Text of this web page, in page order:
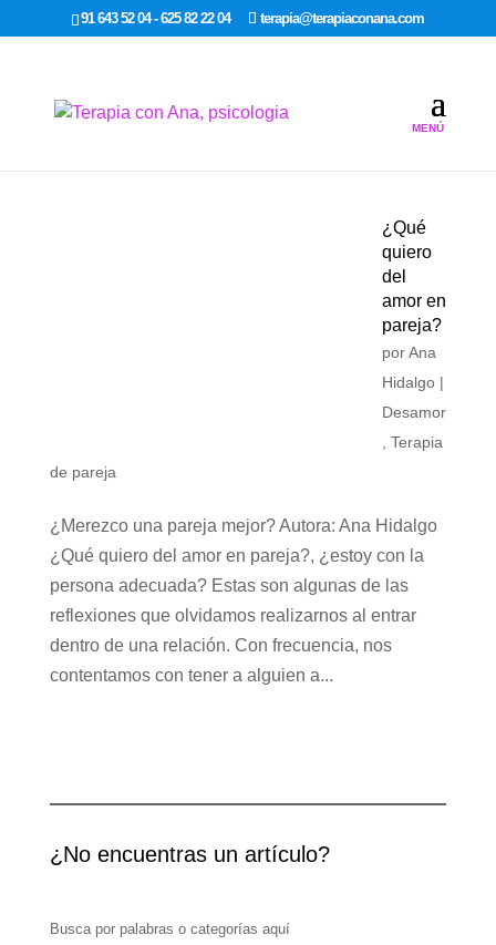
google-site-verification: google7dcda757e565a307.html
91 643 52 04 - 625 82 22 04 terapia@terapiaconana.com
¿Qué
quiero
del
amor en
pareja?
porAna
Hidalgo|
Desamor
Terapia
de pareja
¿Merezco una pareja mejor? Autora: Ana Hidalgo
¿Qué quiero del amor en pareja?, ¿estoy con la
persona adecuada? Estas son algunas de las
reflexiones que olvidamos realizarnos al entrar
dentro de una relación. Con frecuencia, nos
contentamos con tener a alguien a...
¿No encuentras un artículo?
Busca por palabras o categorías aquí